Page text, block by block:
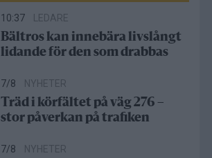
10:37 LEDARE
Bältros kan innebära livslångt
lidande för den som drabbas
7/8 NYHETER
Träd i körfältet på väg 276 –
stor påverkan på trafiken
7/8 NYHETER